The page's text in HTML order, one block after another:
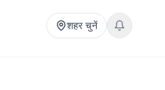
शहर चुनें